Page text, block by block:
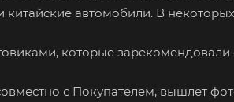
автомобили. В
которые зарекомендовали
с Покупателем, вышлет